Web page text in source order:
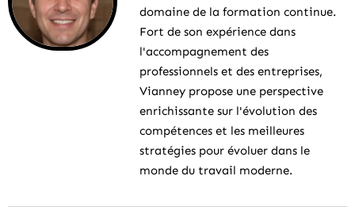
domaine de la formation continue.
Fort de son expérience dans
l'accompagnement des
professionnels et des entreprises,
Vianney propose une perspective
enrichissante sur l'évolution des
compétences et les meilleures
stratégies pour évoluer dans le
monde du travail moderne.